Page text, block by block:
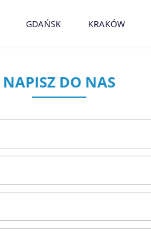
GDAŃSK KRAKÓW
NAPISZ DO NAS